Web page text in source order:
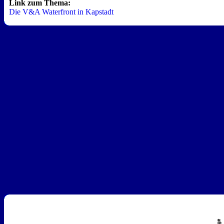
Link zum Thema:
Die V&A Waterfront in Kapstadt